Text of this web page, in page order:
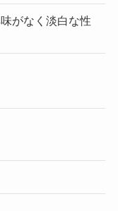
がなく淡白な性